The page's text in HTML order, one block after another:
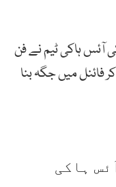
آئس ہاکی ٹیم نے فن
میں جگہ بنا
ہاکی